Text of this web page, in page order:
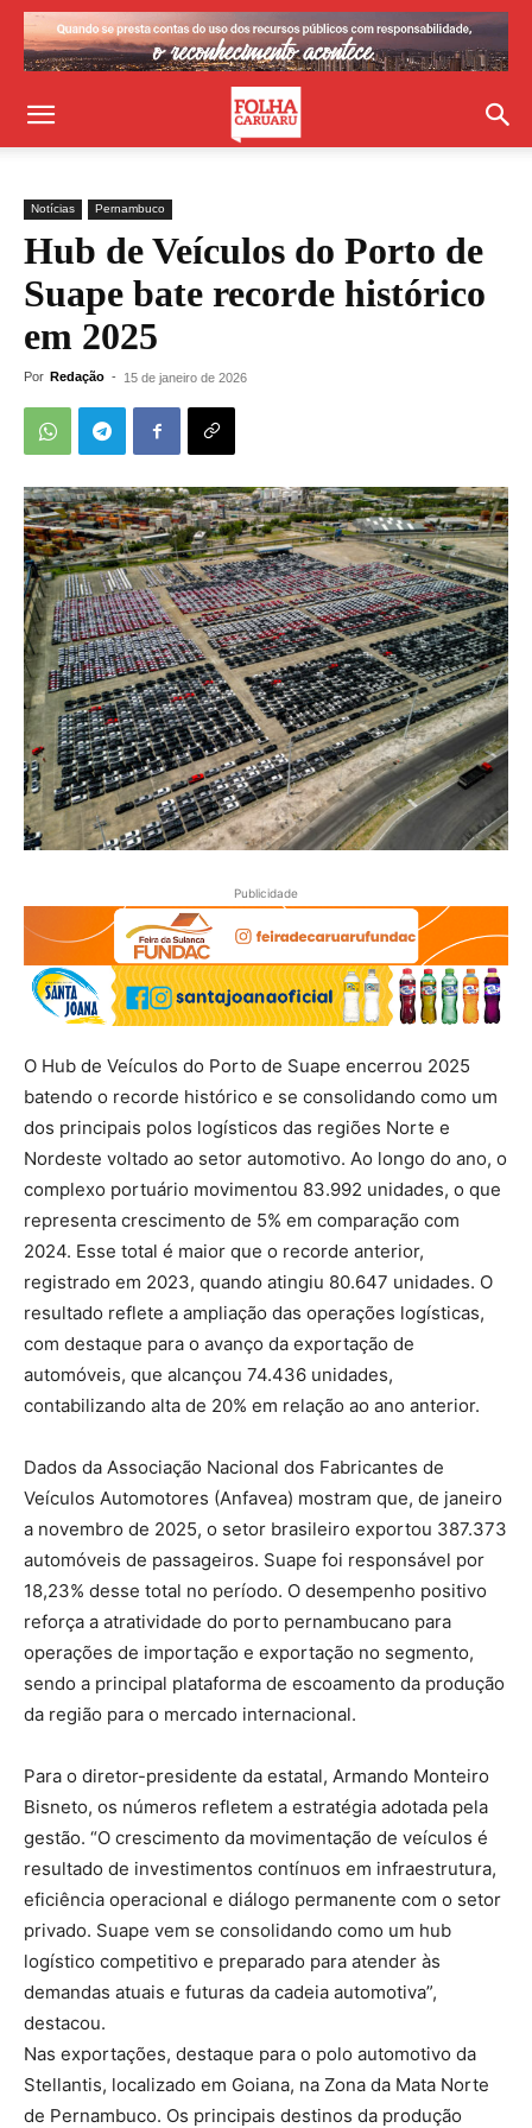
Notícias Pernambuco
Hub de Veículos do Porto de
Suape bate recorde histórico
em 2025
Por Redação - 15 de janeiro de 2026
Publicidade
O Hub de Veículos do Porto de Suape encerrou 2025
batendo o recorde histórico e se consolidando como um
dos principais polos logísticos das regiões Norte e
Nordeste voltado ao setor automotivo. Ao longo do ano, o
complexo portuário movimentou 83.992 unidades, o que
representa crescimento de 5% em comparação com
2024. Esse total é maior que o recorde anterior,
registrado em 2023, quando atingiu 80.647 unidades. O
resultado reflete a ampliação das operações logísticas,
com destaque para o avanço da exportação de
automóveis, que alcançou 74.436 unidades,
contabilizando alta de 20% em relação ao ano anterior.
Dados da Associação Nacional dos Fabricantes de
Veículos Automotores (Anfavea) mostram que, de janeiro
a novembro de 2025, o setor brasileiro exportou 387.373
automóveis de passageiros. Suape foi responsável por
18,23% desse total no período. O desempenho positivo
reforça a atratividade do porto pernambucano para
operações de importação e exportação no segmento,
sendo a principal plataforma de escoamento da produção
da região para o mercado internacional.
Para o diretor-presidente da estatal, Armando Monteiro
Bisneto, os números refletem a estratégia adotada pela
gestão. “O crescimento da movimentação de veículos é
resultado de investimentos contínuos em infraestrutura,
eficiência operacional e diálogo permanente com o setor
privado. Suape vem se consolidando como um hub
logístico competitivo e preparado para atender às
demandas atuais e futuras da cadeia automotiva”,
destacou.
Nas exportações, destaque para o polo automotivo da
Stellantis, localizado em Goiana, na Zona da Mata Norte
de Pernambuco. Os principais destinos da produção